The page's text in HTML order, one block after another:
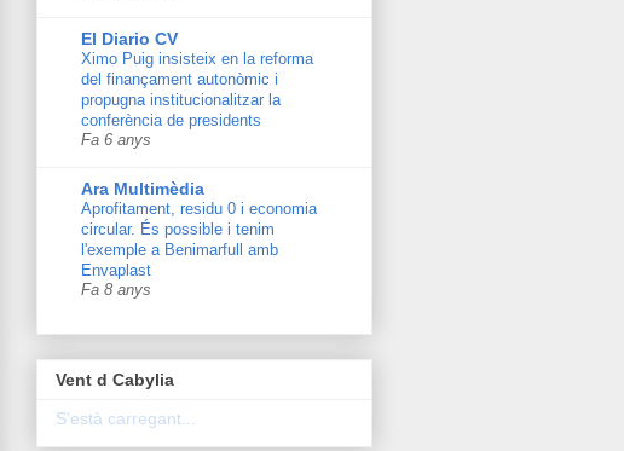
El Diario CV
Ximo Puig insisteix en la reforma
del finançament autonòmic i
propugna institucionalitzar la
conferència de presidents
Fa 6 anys
Ara Multimèdia
Aprofitament, residu 0 i economia
circular. És possible i tenim
l'exemple a Benimarfull amb
Envaplast
Fa 8 anys
Vent d Cabylia
S'està carregant...